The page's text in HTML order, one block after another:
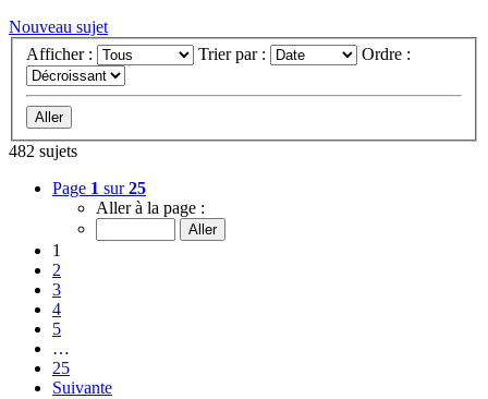
Nouveau sujet
Afficher :
Trier par : Ordre :
482 sujets
Page 1 sur25
Aller à la page :
1
2
3
4
5
…
25
Suivante